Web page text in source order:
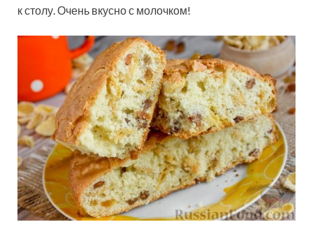
к столу. Очень вкусно с молочком!